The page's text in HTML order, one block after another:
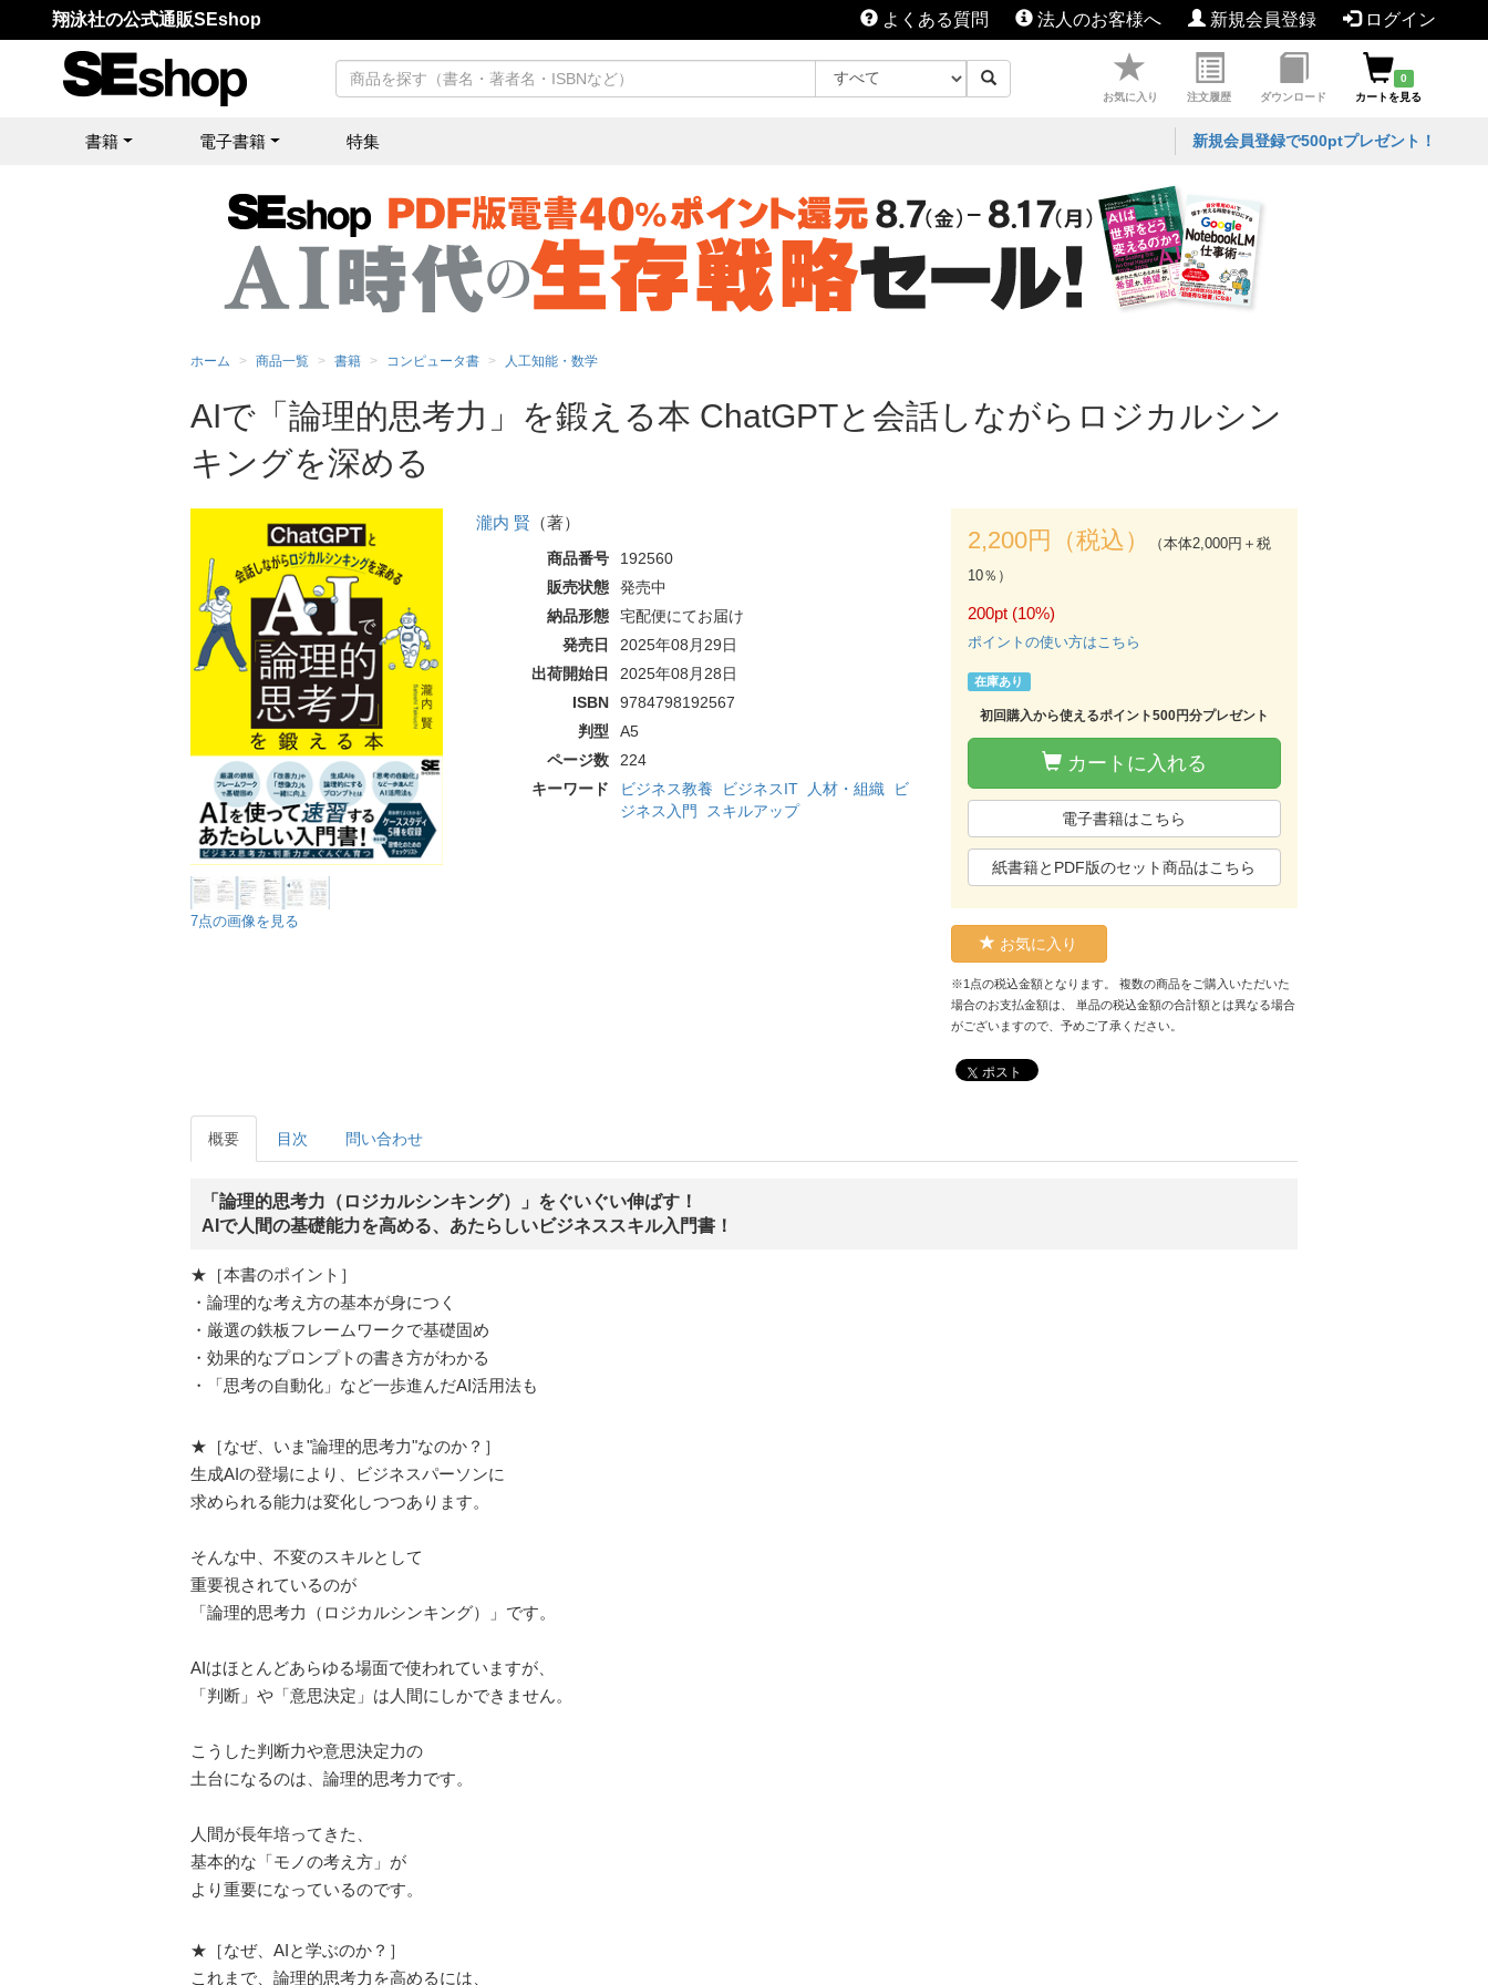
翔泳社の公式通販SEshop よくある質問 法人のお客様へ 新規会員登録 ログイン
お気に入り 注文履歴 ダウンロード
0
カートを見る
書籍 電子書籍 特集 新規会員登録で500ptプレゼント！
ホーム 商品一覧 書籍 コンピュータ書 人工知能・数学
AIで「論理的思考力」を鍛える本 ChatGPTと会話しながらロジカルシン
キングを深める
7点の画像を見る
瀧内 賢 （著）
商品番号
192560
販売状態
発売中
納品形態
宅配便にてお届け
発売日
2025年08月29日
出荷開始日
2025年08月28日
ISBN
9784798192567
判型
A5
ページ数
224
キーワード
ビジネス教養 ビジネスIT 人材・組織
ビ
ジネス入門
スキルアップ
2,200円（税込）
（本体2,000円＋税
10％）
200pt (10%)
ポイントの使い方はこちら
在庫あり
初回購入から使えるポイント500円分プレゼント
カートに入れる
電子書籍はこちら
紙書籍とPDF版のセット商品はこちら
お気に入り
※1点の税込金額となります。 複数の商品をご購入いただいた
場合のお支払金額は、 単品の税込金額の合計額とは異なる場合
がございますので、予めご了承ください。
ポスト
概要 目次 問い合わせ
「論理的思考力（ロジカルシンキング）」をぐいぐい伸ばす！
AIで人間の基礎能力を高める、あたらしいビジネススキル入門書！
★［本書のポイント］
・論理的な考え方の基本が身につく
・厳選の鉄板フレームワークで基礎固め
・効果的なプロンプトの書き方がわかる
・「思考の自動化」など一歩進んだAI活用法も
★［なぜ、いま"論理的思考力"なのか？］
生成AIの登場により、ビジネスパーソンに
求められる能力は変化しつつあります。
そんな中、不変のスキルとして
重要視されているのが
「論理的思考力（ロジカルシンキング）」です。
AIはほとんどあらゆる場面で使われていますが、
「判断」や「意思決定」は人間にしかできません。
こうした判断力や意思決定力の
土台になるのは、論理的思考力です。
人間が長年培ってきた、
基本的な「モノの考え方」が
より重要になっているのです。
★［なぜ、AIと学ぶのか？］
これまで、論理的思考力を高めるには、